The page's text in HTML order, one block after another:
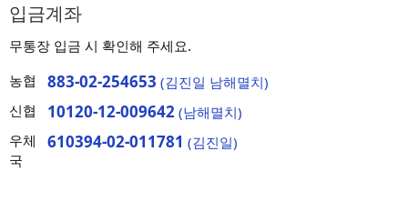
입금계좌
무통장 입금 시 확인해 주세요.
농협
883-02-254653 (김진일 남해멸치)
신협
10120-12-009642 (남해멸치)
우체
국
610394-02-011781 (김진일)